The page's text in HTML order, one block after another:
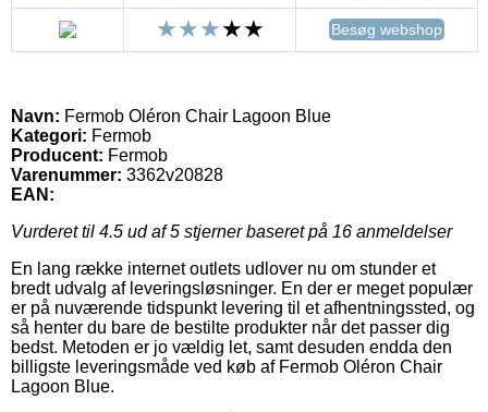
Besøg webshop
Navn: Fermob Oléron Chair Lagoon Blue
Kategori: Fermob
Producent: Fermob
Varenummer: 3362v20828
EAN:
Vurderet til 4.5 ud af 5 stjerner baseret på 16 anmeldelser
En lang række internet outlets udlover nu om stunder et
bredt udvalg af leveringsløsninger. En der er meget populær
er på nuværende tidspunkt levering til et afhentningssted, og
så henter du bare de bestilte produkter når det passer dig
bedst. Metoden er jo vældig let, samt desuden endda den
billigste leveringsmåde ved køb af Fermob Oléron Chair
Lagoon Blue.